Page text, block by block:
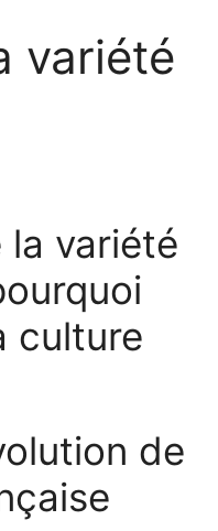
variété
la variété
culture
de